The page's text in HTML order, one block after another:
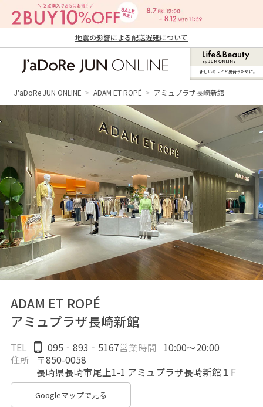
地震の影響による配送遅延について
ン オンライン）
新しいキレイと出合うために。
J'aDoRe JUN ONLINE ADAM ET ROPÉ アミュプラザ長崎新館
ADAM ET ROPÉ
アミュプラザ長崎新館
TEL 095‐893‐5167営業時間 10:00〜20:00
住所
〒850-0058
長崎県長崎市尾上1-1 アミュプラザ長崎新館１F
Googleマップで見る